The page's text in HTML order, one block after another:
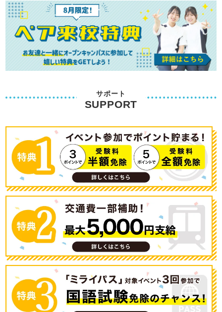
サポート
SUPPORT